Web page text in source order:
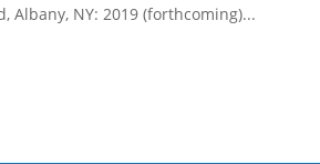
Albany, NY: 2019 (forthcoming)...